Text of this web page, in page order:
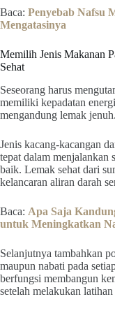
Baca: Penyebab Nafsu
Mengatasinya
Memilih Jenis Makanan
Sehat
Seseorang harus
memiliki kepadatan
mengandung lemak jenuh.
Jenis kacang-kacangan
tepat dalam menjalankan
baik. Lemak sehat dari
kelancaran aliran darah
Baca: Apa Saja
untuk Meningkatkan
Selanjutnya tambahkan
maupun nabati pada
berfungsi membangun
setelah melakukan latihan